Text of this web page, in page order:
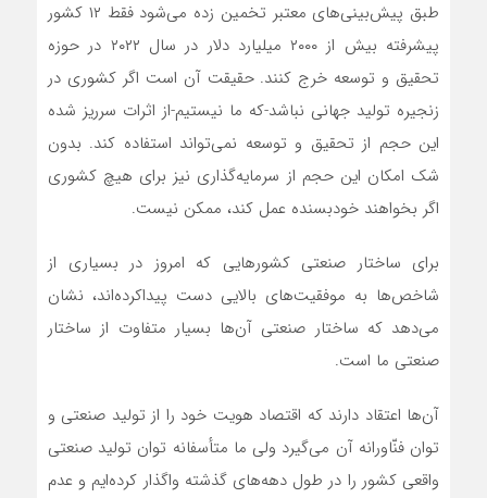
طبق پیش‌بینی‌های معتبر تخمین زده می‌شود فقط ۱۲ کشور
پیشرفته بیش از ۲۰۰۰ میلیارد دلار در سال ۲۰۲۲ در حوزه
تحقیق و توسعه خرج کنند. حقیقت آن است اگر کشوری در
زنجیره تولید جهانی نباشد-که ما نیستیم-از اثرات سرریز شده
این حجم از تحقیق و توسعه نمی‌تواند استفاده کند. بدون
شک امکان این حجم از سرمایه‌گذاری نیز برای هیچ کشوری
اگر بخواهند خودبسنده عمل کند، ممکن نیست.
برای ساختار صنعتی کشورهایی که امروز در بسیاری از
شاخص‌ها به موفقیت‌های بالایی دست پیداکرده‌اند، نشان
می‌دهد که ساختار صنعتی آن‌ها بسیار متفاوت از ساختار
صنعتی ما است.
آن‌ها اعتقاد دارند که اقتصاد هویت خود را از تولید صنعتی و
توان فنّاورانه آن می‌گیرد ولی ما متأسفانه توان تولید صنعتی
واقعی کشور را در طول دهه‌های گذشته واگذار کرده‌ایم و عدم